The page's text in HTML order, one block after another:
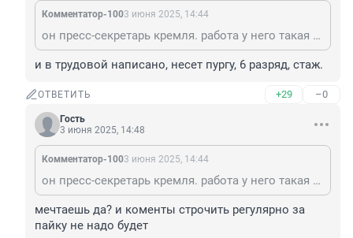
Комментатор-1003 июня 2025, 14:44
он пресс-секретарь кремля. работа у него такая вообще-то.
и в трудовой написано, несет пургу, 6 разряд, стаж.
ОТВЕТИТЬ +29 –0
Гость
3 июня 2025, 14:48
Комментатор-1003 июня 2025, 14:44
он пресс-секретарь кремля. работа у него такая вообще-то.
мечтаешь да? и коменты строчить регулярно за
пайку не надо будет